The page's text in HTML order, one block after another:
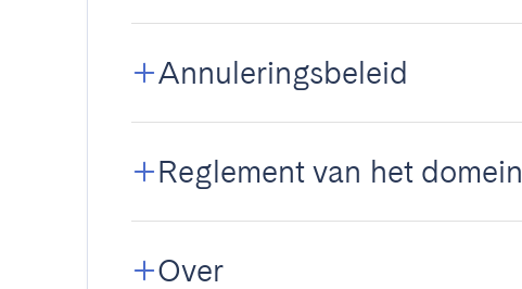
Annuleringsbeleid
Reglement van het domein
Over